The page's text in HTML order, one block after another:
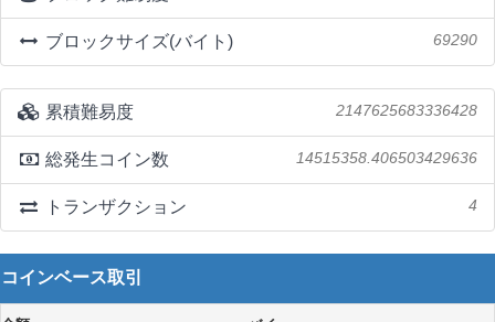
ブロックサイズ(バイト) 69290
累積難易度 2147625683336428
総発生コイン数 14515358.406503429636
トランザクション 4
コインベース取引